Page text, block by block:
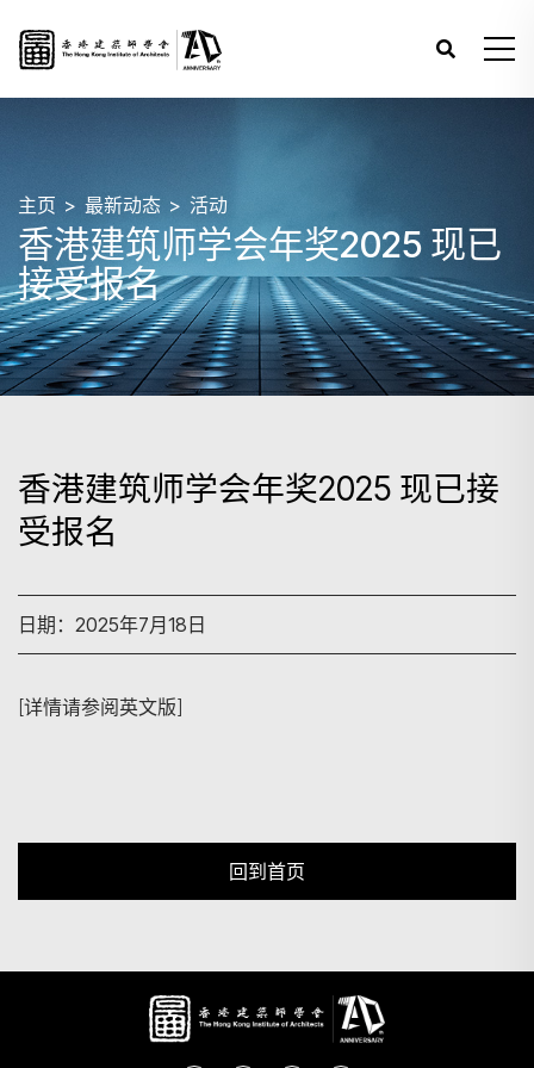
主页 最新动态 活动
香港建筑师学会年奖2025 现已
接受报名
香港建筑师学会年奖2025 现已接
受报名
日期：2025年7月18日
[详情请参阅英文版]
回到首页